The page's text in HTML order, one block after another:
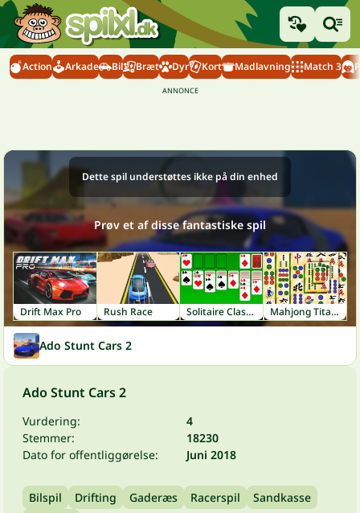
Action Arkade Bil Bræt Dyr Kort Madlavning Match 3
Dette spil understøttes ikke på din enhed
Prøv et af disse fantastiske spil
Drift Max Pro Rush Race Solitaire Classic Mahjong Titans
Ado Stunt Cars 2
Ado Stunt Cars 2
Vurdering:
4
Stemmer:
18230
Dato for offentliggørelse:
Juni 2018
Bilspil Drifting Gaderæs Racerspil
Sandkasse